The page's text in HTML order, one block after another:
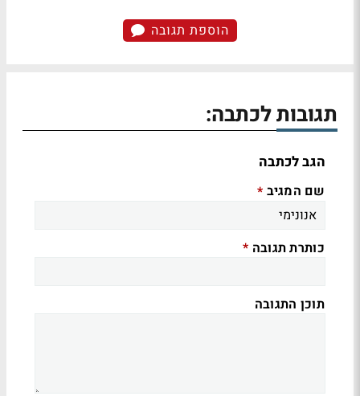
הוספת תגובה
תגובות לכתבה:
הגב לכתבה
שם המגיב *
כותרת תגובה *
תוכן התגובה